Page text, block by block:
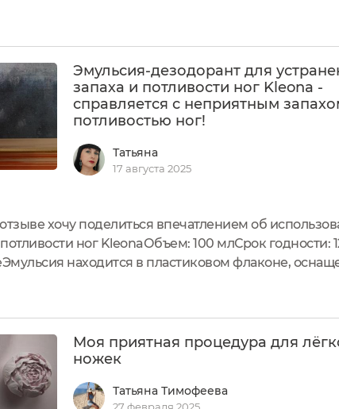
Эмульсия-дезодорант для
запаха и потливости ног Kleona -
справляется с неприятным
потливостью ног!
Татьяна
17 августа 2025
хочу поделиться впечатлением об
ног KleonaОбъем: 100 млСрок годности:
находится в пластиковом флаконе,
Моя приятная процедура для
ножек
Татьяна Тимофеева
27 февраля 2025